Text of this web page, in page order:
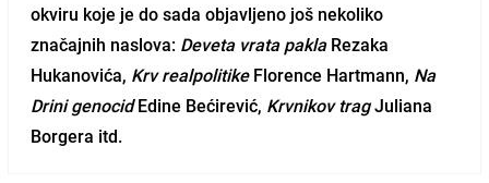
okviru koje je do sada objavljeno još nekoliko
značajnih naslova: Deveta vrata paklaRezaka
Hukanovića, Krv realpolitikeFlorence Hartmann, Na
Drini genocidEdine Bećirević, Krvnikov tragJuliana
Borgera itd.